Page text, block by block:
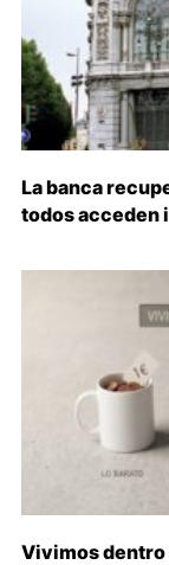
La banca
todos acceden
Vivimos dentro